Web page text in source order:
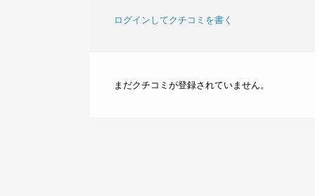
ログインしてクチコミを書く
まだクチコミが登録されていません。